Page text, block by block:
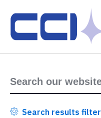
Search results filter